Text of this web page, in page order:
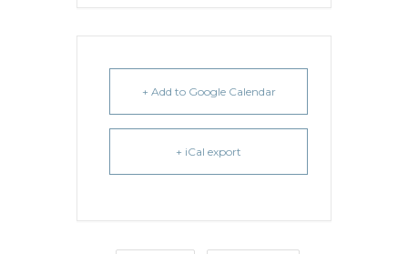
+ Add to Google Calendar
+ iCal export